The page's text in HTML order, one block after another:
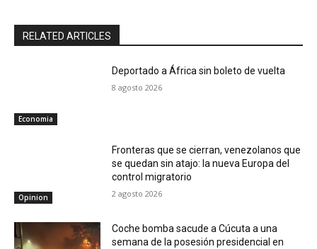
RELATED ARTICLES
Economia
Deportado a África sin boleto de vuelta
8 agosto 2026
Opinion
Fronteras que se cierran, venezolanos que
se quedan sin atajo: la nueva Europa del
control migratorio
2 agosto 2026
Coche bomba sacude a Cúcuta a una
semana de la posesión presidencial en